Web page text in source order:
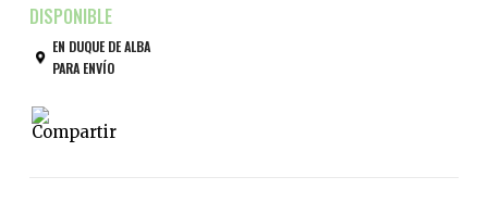
EN DUQUE DE ALBA
PARA ENVÍO